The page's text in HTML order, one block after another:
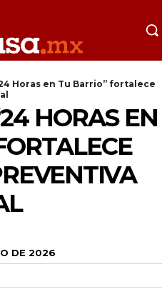
Horas en Tu Barrio” fortalece
HORAS EN
DE 2026